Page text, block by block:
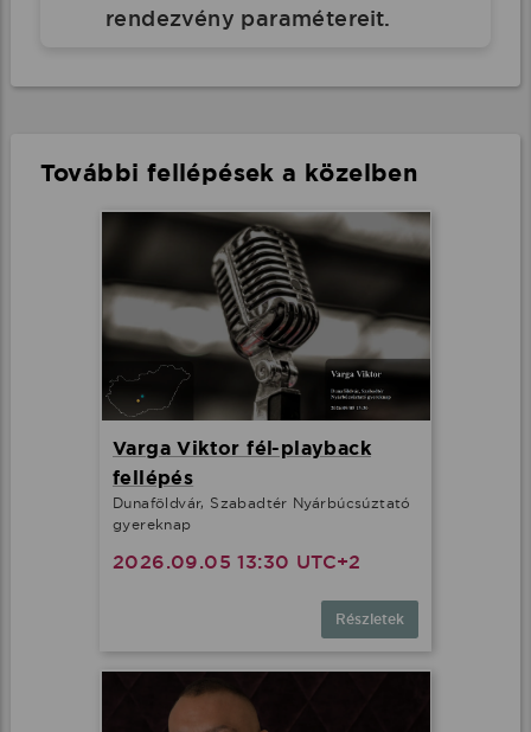
rendezvény paramétereit.
További fellépések a közelben
Varga Viktor fél-playback
fellépés
Dunaföldvár, Szabadtér Nyárbúcsúztató
gyereknap
2026.09.05 13:30 UTC+2
Részletek